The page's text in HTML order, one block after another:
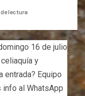
de lectura
16 de julio
y
entrada? Equipo
al WhatsApp